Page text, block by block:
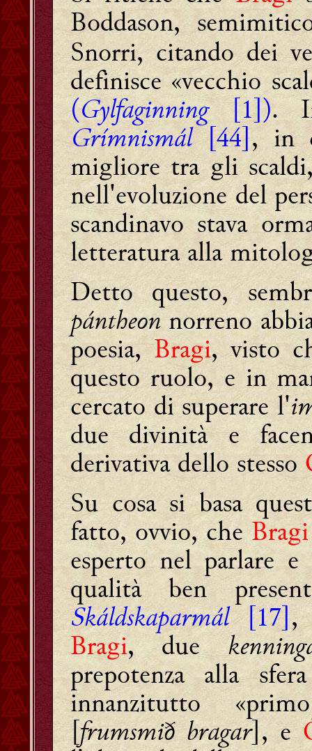
Boddason,
Snorri, citando dei
definisce «vecchio
(Gylfaginning[1]).
Grímnismál[44], in
migliore tra gli
nell'evoluzione del
scandinavo stava
letteratura alla
Detto questo,
pántheonnorreno
poesia,Bragi, visto
questo ruolo, e in
cercato di superare l'
due divinità e
derivativa dello stesso
Su cosa si basa
fatto, ovvio, cheBragi
esperto nel parlare
qualità ben
Skáldskaparmál[17],
Bragi, due
prepotenza alla
innanzitutto
[frumsmið bragar], e